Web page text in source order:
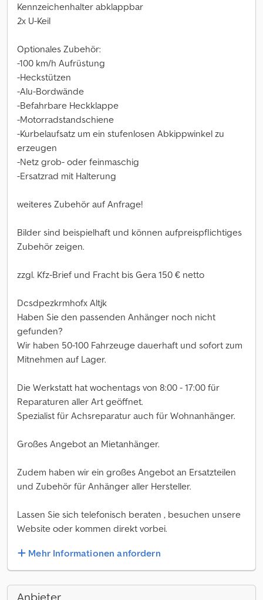
Kennzeichenhalter abklappbar
2x U-Keil
Optionales Zubehör:
-100 km/h Aufrüstung
-Heckstützen
-Alu-Bordwände
-Befahrbare Heckklappe
-Motorradstandschiene
-Kurbelaufsatz um ein stufenlosen Abkippwinkel zu
erzeugen
-Netz grob- oder feinmaschig
-Ersatzrad mit Halterung
weiteres Zubehör auf Anfrage!
Bilder sind beispielhaft und können aufpreispflichtiges
Zubehör zeigen.
zzgl. Kfz-Brief und Fracht bis Gera 150 € netto
Dcsdpezkrmhofx Altjk
Haben Sie den passenden Anhänger noch nicht
gefunden?
Wir haben 50-100 Fahrzeuge dauerhaft und sofort zum
Mitnehmen auf Lager.
Die Werkstatt hat wochentags von 8:00 - 17:00 für
Reparaturen aller Art geöffnet.
Spezialist für Achsreparatur auch für Wohnanhänger.
Großes Angebot an Mietanhänger.
Zudem haben wir ein großes Angebot an Ersatzteilen
und Zubehör für Anhänger aller Hersteller.
Lassen Sie sich telefonisch beraten , besuchen unsere
Website oder kommen direkt vorbei.
Mehr Informationen anfordern